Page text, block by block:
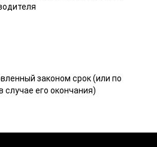
законом срок (или по
случае его окончания)